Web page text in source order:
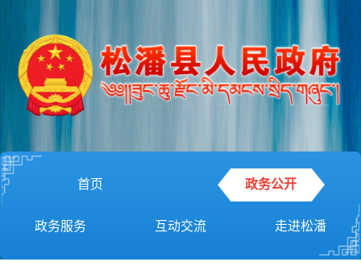
首页 政务公开
政务服务 互动交流 走进松潘